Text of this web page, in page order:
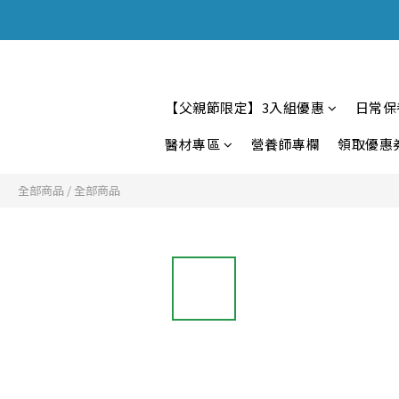
【父親節限定】3入組優惠
日常
醫材專區
營養師專欄 領取優惠
全部商品 / 全部商品